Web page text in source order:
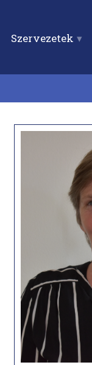
Szervezetek